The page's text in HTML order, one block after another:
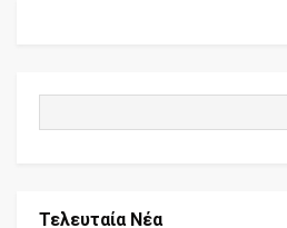
Τελευταία Νέα